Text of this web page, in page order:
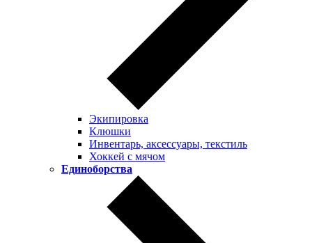
Экипировка
Клюшки
Инвентарь, аксессуары, текстиль
Хоккей c мячом
Единоборства